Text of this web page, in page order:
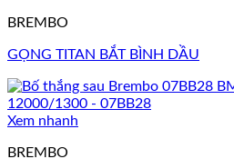
BREMBO
GỌNG TITAN BẮT BÌNH DẦU
Xem nhanh
BREMBO